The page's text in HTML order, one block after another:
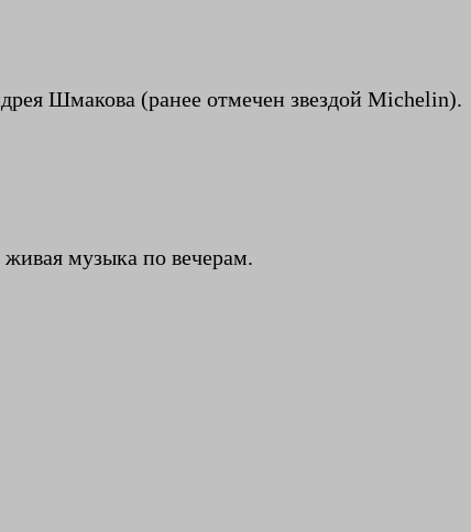
Шмакова (ранее отмечен звездой Michelin).
музыка по вечерам.